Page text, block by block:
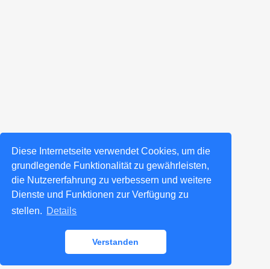
Diese Internetseite verwendet Cookies, um die
grundlegende Funktionalität zu gewährleisten,
die Nutzererfahrung zu verbessern und weitere
Dienste und Funktionen zur Verfügung zu
stellen. Details
Verstanden